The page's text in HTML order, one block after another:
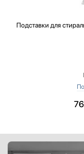
Подставки для
‐
‐